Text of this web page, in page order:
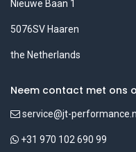
Nieuwe Baan 1
5076SV Haaren
the Netherlands
Neem contact met ons
service@jt-performance.nl
+31 970 102 690 99